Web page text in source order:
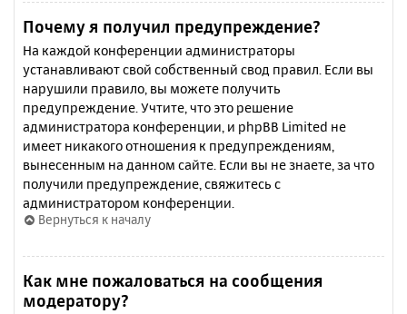
Почему я получил предупреждение?
На каждой конференции администраторы
устанавливают свой собственный свод правил. Если вы
нарушили правило, вы можете получить
предупреждение. Учтите, что это решение
администратора конференции, и phpBB Limited не
имеет никакого отношения к предупреждениям,
вынесенным на данном сайте. Если вы не знаете, за что
получили предупреждение, свяжитесь с
администратором конференции.
Вернуться к началу
Как мне пожаловаться на сообщения
модератору?